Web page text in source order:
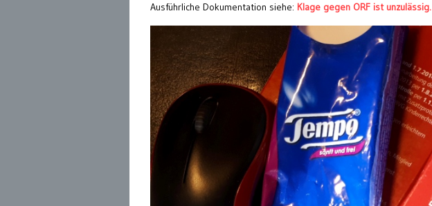
Ausführliche Dokumentation siehe: Klage gegen ORF ist unzulässig.